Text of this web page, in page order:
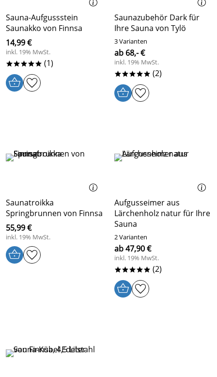
Sauna-Aufgussstein
Saunakko von Finnsa
14,99 €
inkl. 19% MwSt.
***** (1)
Saunazubehör Dark für
Ihre Sauna von Tylö
3 Varianten
ab 68,- €
inkl. 19% MwSt.
***** (2)
Saunatroikka
Springbrunnen von Finnsa
55,99 €
inkl. 19% MwSt.
Aufgusseimer aus
Lärchenholz natur für Ihre
Sauna
2 Varianten
ab 47,90 €
inkl. 19% MwSt.
***** (2)